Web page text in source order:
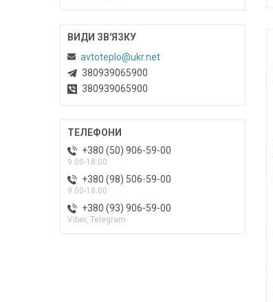
avtoteplo@ukr.net
380939065900
380939065900
+380 (50) 906-59-00
9.00-18.00
+380 (98) 506-59-00
9.00-18.00
+380 (93) 906-59-00
Viber, Telegram